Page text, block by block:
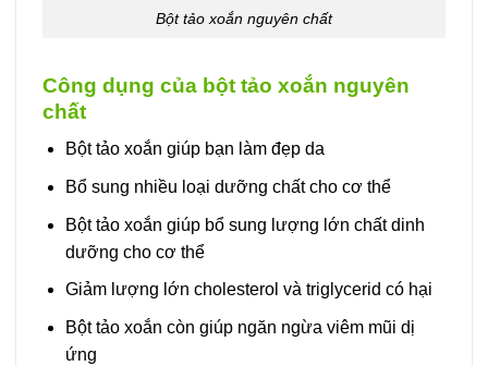
Bột tảo xoắn nguyên chất
Công dụng của bột tảo xoắn nguyên
chất
Bột tảo xoắn giúp bạn làm đẹp da
Bổ sung nhiều loại dưỡng chất cho cơ thể
Bột tảo xoắn giúp bổ sung lượng lớn chất dinh
dưỡng cho cơ thể
Giảm lượng lớn cholesterol và triglycerid có hại
Bột tảo xoắn còn giúp ngăn ngừa viêm mũi dị
ứng